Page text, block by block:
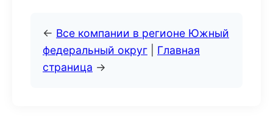
← Все компании в регионе Южный
федеральный округ
Главная
страница →